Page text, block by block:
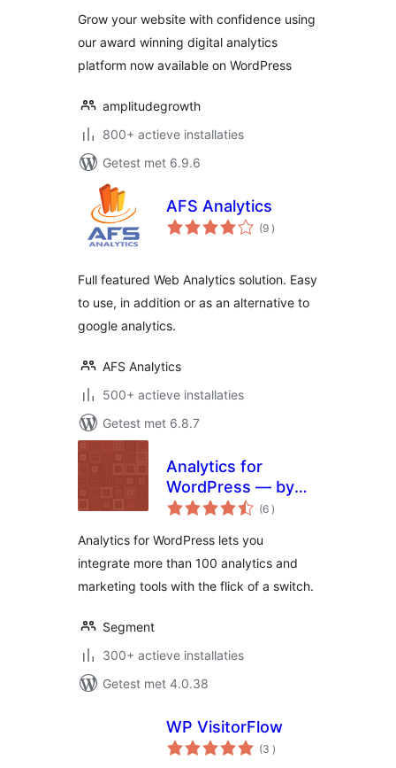
website
Grow your website with confidence using
our award winning digital analytics
platform now available on WordPress
amplitudegrowth
800+ actieve installaties
Getest met 6.9.6
AFS Analytics
(9 aantal
beoordelingen
)
Full featured Web Analytics solution. Easy
to use, in addition or as an alternative to
google analytics.
AFS Analytics
500+ actieve installaties
Getest met 6.8.7
Analytics for
WordPress — by
Segment
(6 aantal
beoordelingen
)
Analytics for WordPress lets you
integrate more than 100 analytics and
marketing tools with the flick of a switch.
Segment
300+ actieve installaties
Getest met 4.0.38
WP VisitorFlow
(3 aantal
beoordelingen
)